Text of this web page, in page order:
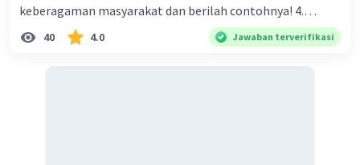
keberagaman masyarakat dan berilah contohnya! 4.
Mengapa dalam masyarakat yang memiliki keberagaman
40 4.0 Jawaban terverifikasi